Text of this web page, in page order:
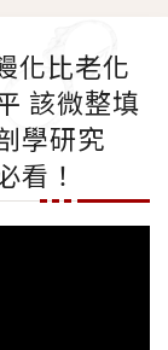
化比老化
該微整填
學研究
看！